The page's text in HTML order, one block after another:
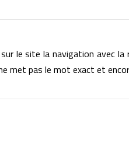
le site la navigation avec
met pas le mot exact et